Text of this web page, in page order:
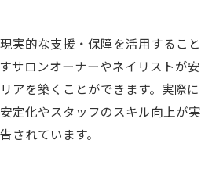
実的な支援・保障を活用すること
サロンオーナーやネイリストが安
アを築くことができます。実際に
定化やスタッフのスキル向上が実
されています。